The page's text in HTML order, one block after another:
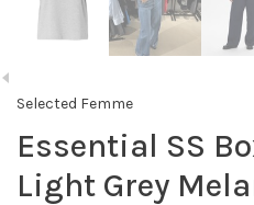
Selected Femme
Essential SS
Light Grey